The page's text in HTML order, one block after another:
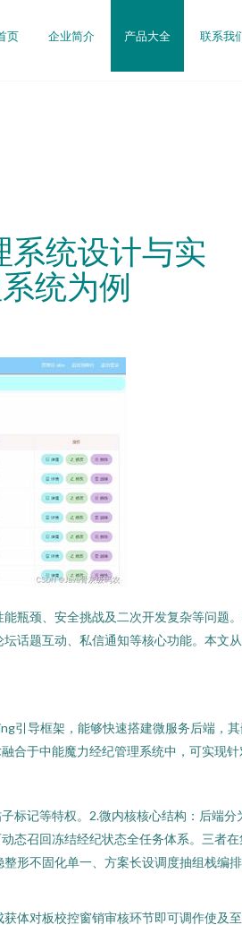
页 企业简介 产品大全 联系我
系统设计与实
统为例
瓶颈、安全挑战及二次开发复杂等问题
话题互动、私信通知等核心功能。本文
引导框架，能够快速搭建微服务后端，
于中能魔力经纪管理系统中，可实现针
标记等特权。2.微内核核心结构：后端
态召回冻结经纪状态全任务体系。三者
形不固化单一、方案长设调度抽组栈编
体对板校控窗销审核环节即可调作使及